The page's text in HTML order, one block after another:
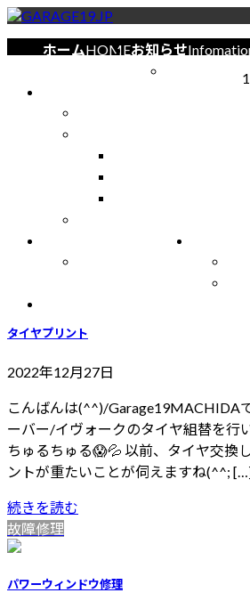
コ
ン
テ
ナ
ビ
ゲ
ホームHOMEお知らせ
イベント情報
タイヤプリント
2022年12月27日
こんばんは(^^)/Garage19MACHIDA
ーバー/イヴォークのタイヤ組替を行
ちゅるちゅる😱💦 以前、タイヤ交換
ントが重たいことが伺えますね(^^;
続きを読む
故障修理
パワーウィンドウ修理